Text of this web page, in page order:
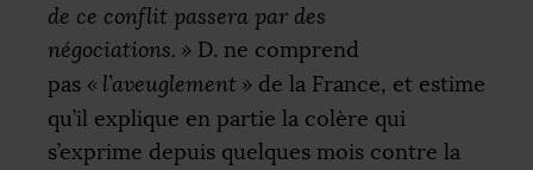
de ce conflit passera par des
négociations. » D. ne comprend
pas « l’aveuglement » de la France, et estime
qu’il explique en partie la colère qui
s’exprime depuis quelques mois contre la